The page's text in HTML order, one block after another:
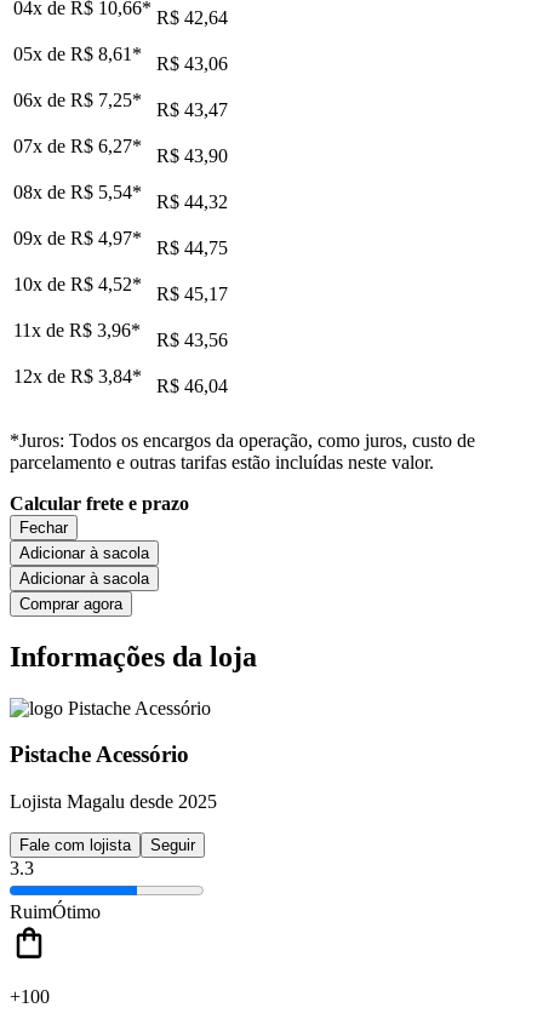
04x de R$ 10,66* R$ 42,64
05x de R$ 8,61 *
R$ 43,06
06x de R$ 7,25*
R$ 43,47
07x de R$ 6,27*
R$ 43,90
08x de R$ 5,54*
R$ 44,32
09x de R$ 4,97*
R$ 44,75
10x de R$ 4,52*
R$ 45,17
11x de R$ 3,96*
R$ 43,56
12x de R$ 3,84* R$ 46,04
*Juros: Todos os encargos da operação, como juros, custo de
parcelamento e outras tarifas estão incluídas neste valor.
Calcular frete e prazo
Fechar
Adicionar à sacola
Adicionar à sacola
Comprar agora
Informações da loja
Pistache Acessório
Lojista Magalu desde 2025
Fale com lojista Seguir
3.3
RuimÓtimo
+100